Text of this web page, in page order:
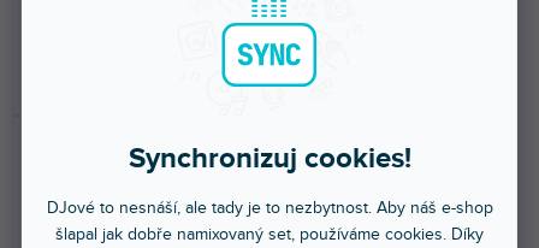
Synchronizuj cookies!
DJové to nesnáší, ale tady je to nezbytnost. Aby náš e-shop
šlapal jak dobře namixovaný set, používáme cookies. Díky
1 399 Kč